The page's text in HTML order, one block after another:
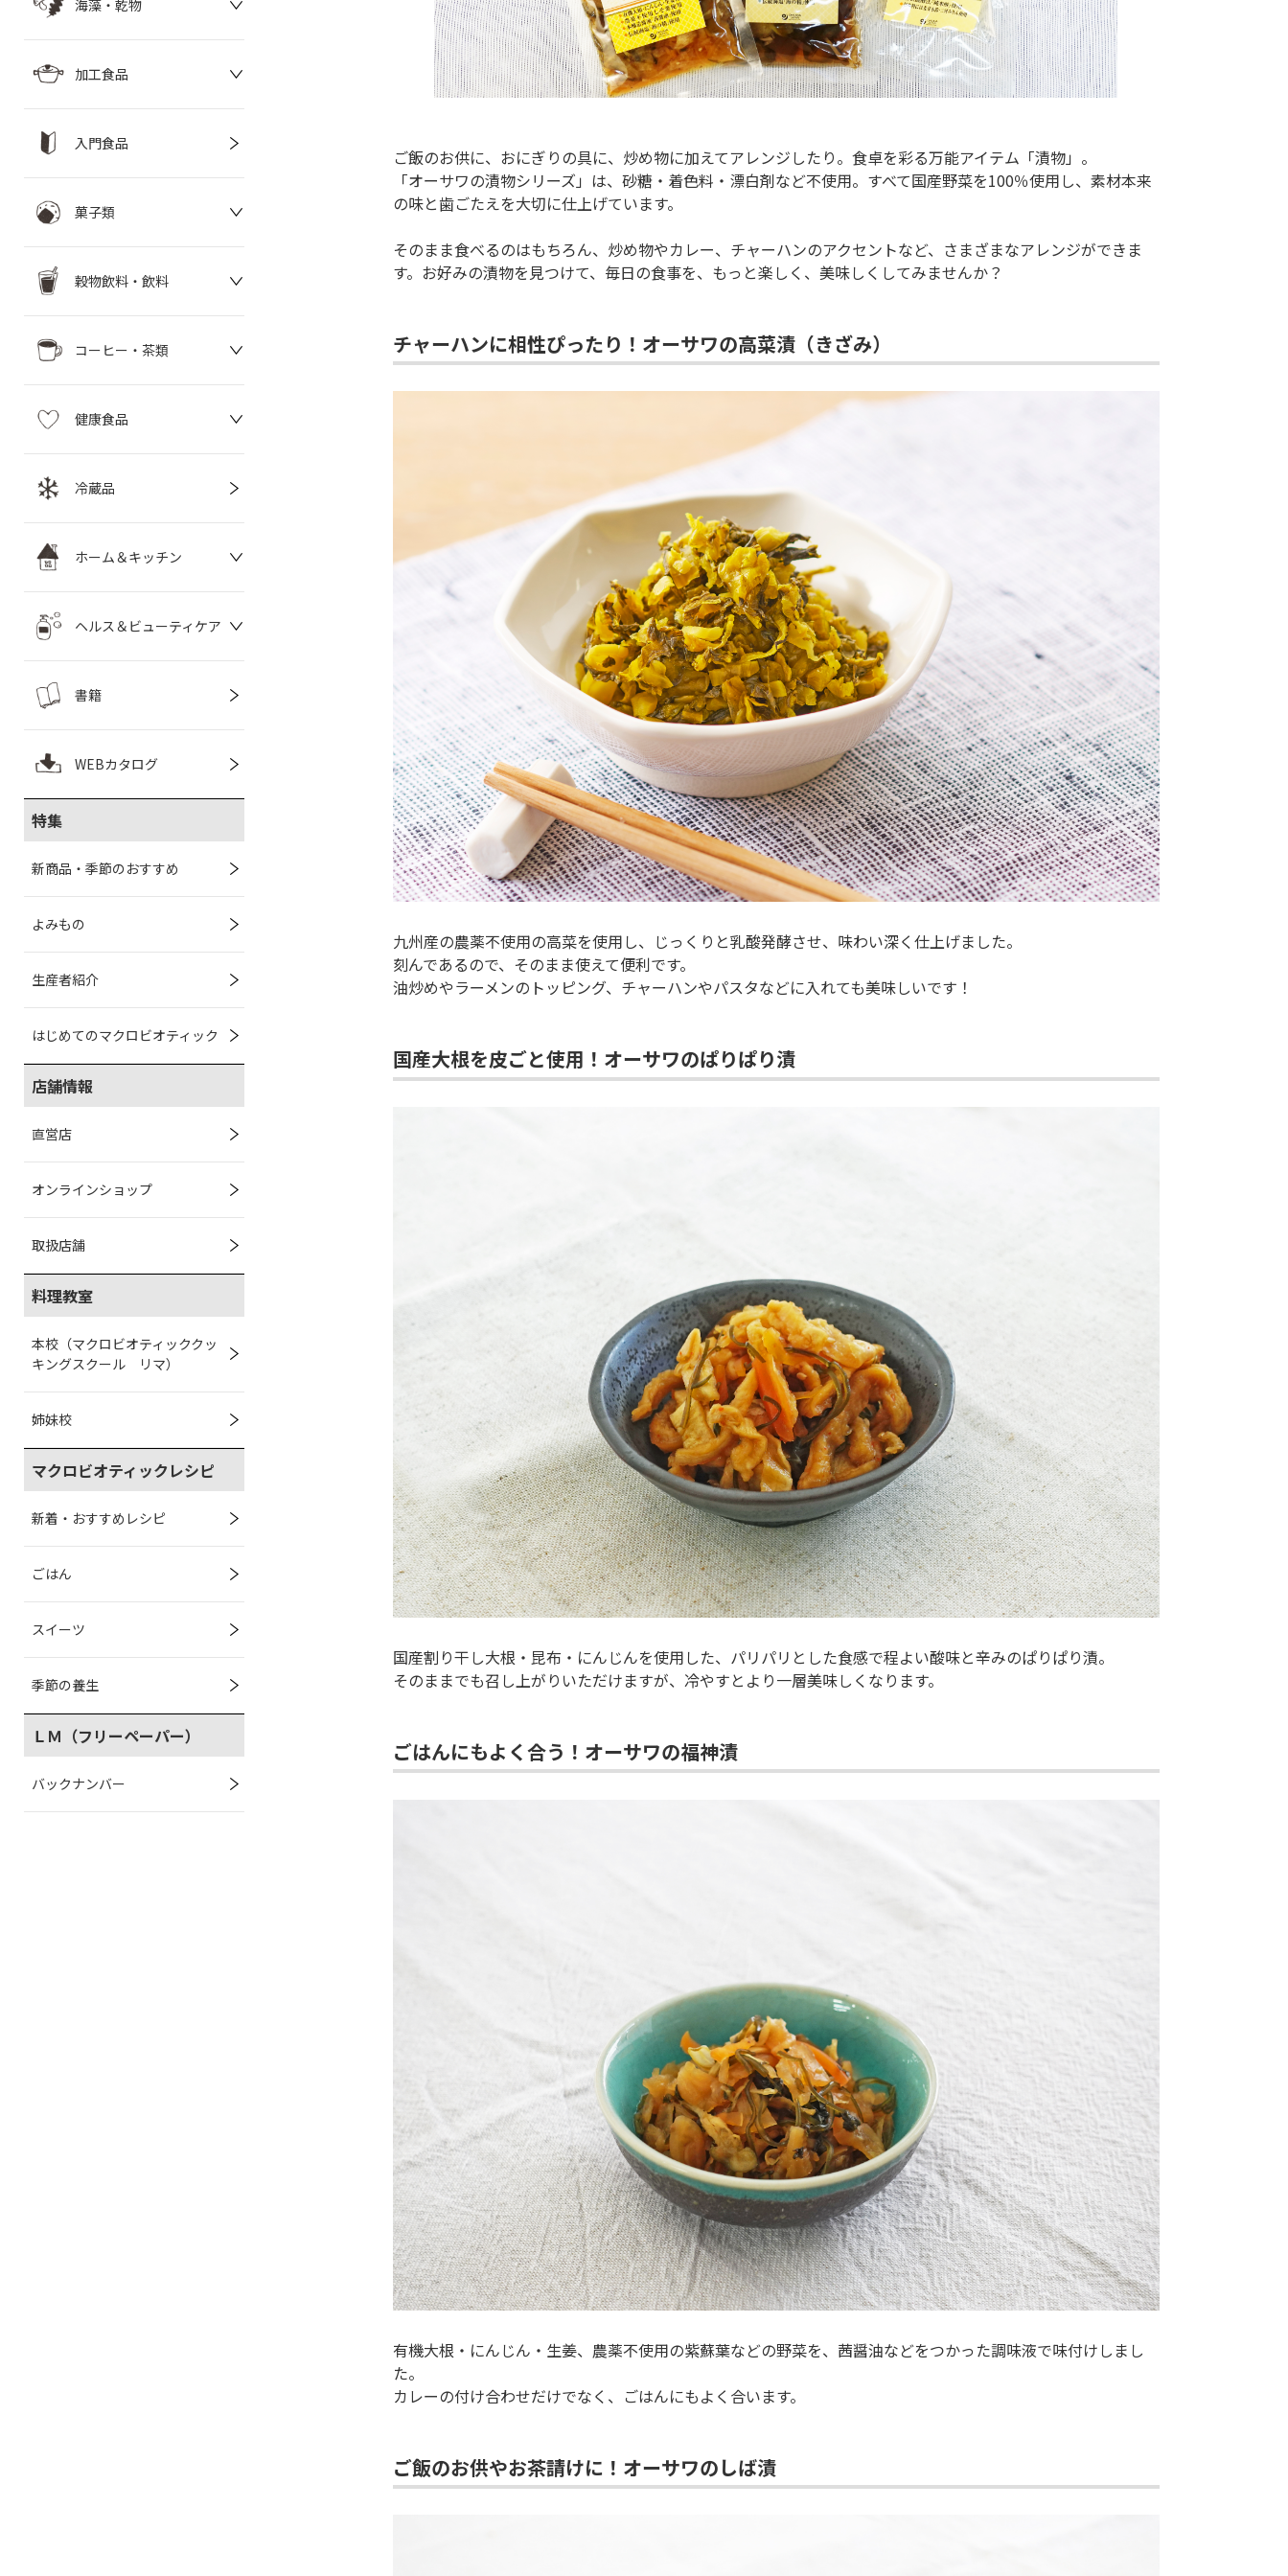
海藻・乾物
加工食品
入門食品
菓子類
穀物飲料・飲料
コーヒー・茶類
健康食品
冷蔵品
ホーム＆キッチン
ヘルス＆ビューティケア
書籍
WEBカタログ
特集
新商品・季節のおすすめ
よみもの
生産者紹介
はじめてのマクロビオティック
店舗情報
直営店
オンラインショップ
取扱店舗
料理教室
本校（マクロビオティッククッ
キングスクール リマ）
姉妹校
マクロビオティックレシピ
新着・おすすめレシピ
ごはん
スイーツ
季節の養生
ＬＭ（フリーペーパー）
バックナンバー
ご飯のお供に、おにぎりの具に、炒め物に加えてアレンジしたり。食卓を彩る万能アイテム「漬物」。
「オーサワの漬物シリーズ」は、砂糖・着色料・漂白剤など不使用。すべて国産野菜を100％使用し、素材本来
の味と歯ごたえを大切に仕上げています。
そのまま食べるのはもちろん、炒め物やカレー、チャーハンのアクセントなど、さまざまなアレンジができま
す。お好みの漬物を見つけて、毎日の食事を、もっと楽しく、美味しくしてみませんか？
チャーハンに相性ぴったり！オーサワの高菜漬（きざみ）
九州産の農薬不使用の高菜を使用し、じっくりと乳酸発酵させ、味わい深く仕上げました。
刻んであるので、そのまま使えて便利です。
油炒めやラーメンのトッピング、チャーハンやパスタなどに入れても美味しいです！
国産大根を皮ごと使用！オーサワのぱりぱり漬
国産割り干し大根・昆布・にんじんを使用した、パリパリとした食感で程よい酸味と辛みのぱりぱり漬。
そのままでも召し上がりいただけますが、冷やすとより一層美味しくなります。
ごはんにもよく合う！オーサワの福神漬
有機大根・にんじん・生姜、農薬不使用の紫蘇葉などの野菜を、茜醤油などをつかった調味液で味付けしまし
た。
カレーの付け合わせだけでなく、ごはんにもよく合います。
ご飯のお供やお茶請けに！オーサワのしば漬